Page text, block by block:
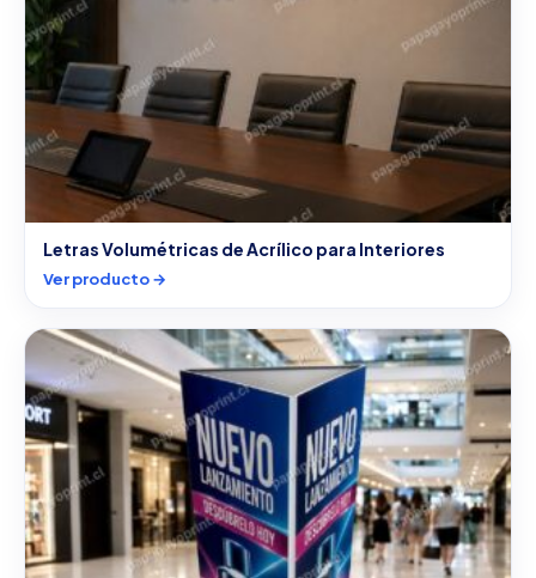
Letras Volumétricas de Acrílico para Interiores
Ver producto →